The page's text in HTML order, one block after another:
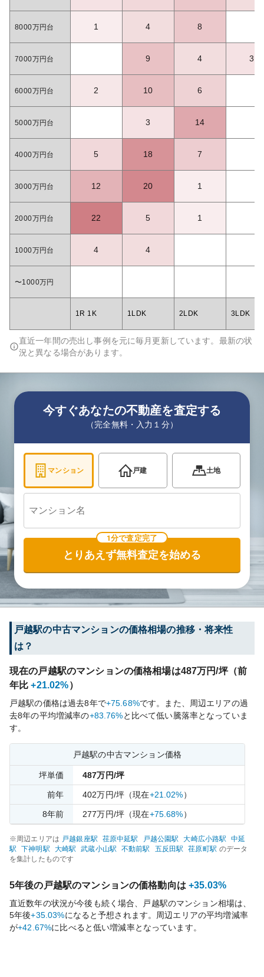
8000万円台 1 4 8
7000万円台 9 4 3
6000万円台 2 10 6
5000万円台 3 14
4000万円台 5 18 7
3000万円台 12 20 1
2000万円台 22 5 1
1000万円台 4 4
〜1000万円
1R 1K 1LDK 2LDK 3LDK
直近一年間の売出し事例を元に毎月更新しています。最新の状
況と異なる場合があります。
今すぐあなたの不動産を査定する
（完全無料・入力１分）
マンション 戸建 土地
1分で査定完了
とりあえず無料査定を始める
戸越駅の中古マンションの価格相場の推移・将来性
は？
現在の戸越駅のマンションの価格相場は487万円/坪（前
年比 +21.02%）
戸越駅の価格は過去8年で+75.68%です。
また、周辺エリアの過
去8年の平均増減率の+83.76%と比べて低い騰落率となっていま
す。
戸越駅の中古マンション価格
坪単価 487万円/坪
前年 402万円/坪 （現在+21.02%）
8年前 277万円/坪 （現在+75.68%）
※周辺エリアは 戸越銀座駅 荏原中延駅 戸越公園駅 大崎広小路駅
中延
駅
下神明駅 大崎駅 武蔵小山駅 不動前駅 五反田駅 荏原町駅 のデータ
を集計したものです
5年後の 戸越駅のマンションの価格動向は +35.03%
直近数年の状況が今後も続く場合、 戸越駅のマンション相場は、
5年後+35.03%になると予想されます。周辺エリアの平均増減率
が+42.67%に比べると低い増減率となっています。